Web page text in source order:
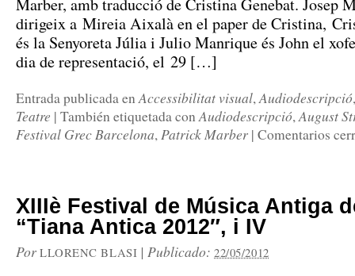
Marber, amb traducció de Cristina Genebat. Josep
dirigeix a Mireia Aixalà en el paper de Cristina,
és la Senyoreta Júlia i Julio Manrique és John el
dia de representació, el 29 […]
Entrada publicada enAccessibilitat visual,Audiodescripció
Teatre | También etiquetada conAudiodescripció,August
Festival Grec Barcelona,Patrick Marber | Comentarios
XIIIè Festival de Música Antiga
“Tiana Antica 2012″, i IV
Por LLORENC BLASI |Publicado:22/05/2012